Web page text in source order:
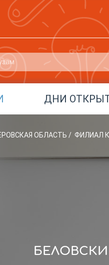
ДНИ
ОБЛАСТЬ / ФИЛИАЛ